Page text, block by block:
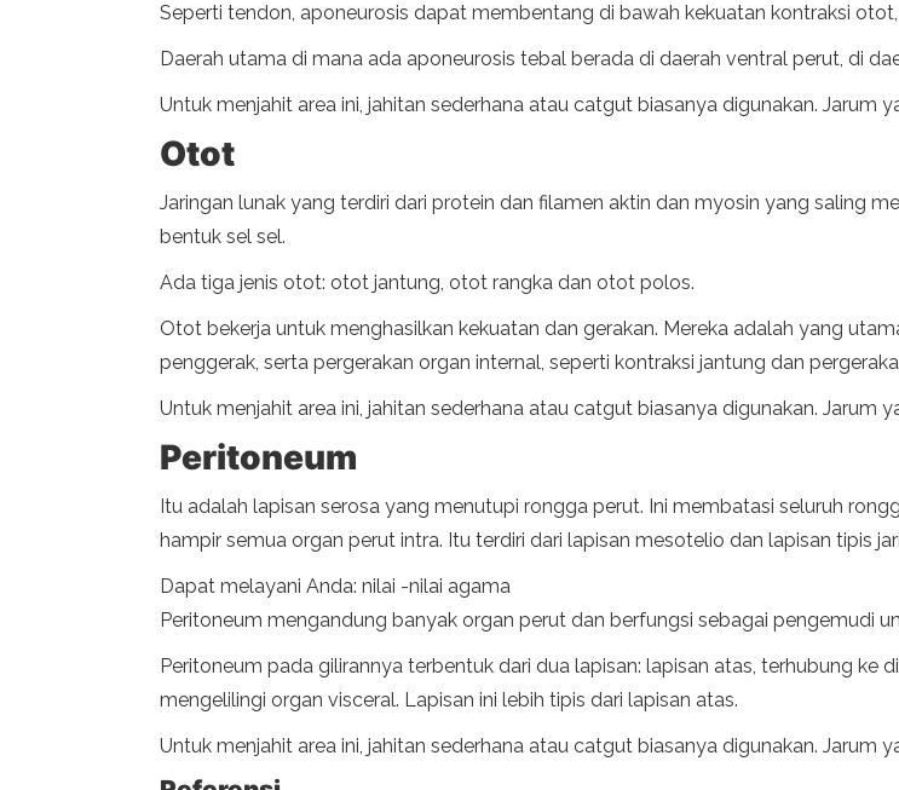
Seperti tendon, aponeurosis dapat membentang di bawah kekuatan kontraksi
Daerah utama di mana ada aponeurosis tebal berada di daerah ventral perut, di
Untuk menjahit area ini, jahitan sederhana atau catgut biasanya digunakan. Jarum
Otot
Jaringan lunak yang terdiri dari protein dan filamen aktin dan myosin yang saling
bentuk sel sel.
Ada tiga jenis otot: otot jantung, otot rangka dan otot polos.
Otot bekerja untuk menghasilkan kekuatan dan gerakan. Mereka adalah yang
penggerak, serta pergerakan organ internal, seperti kontraksi jantung dan
Untuk menjahit area ini, jahitan sederhana atau catgut biasanya digunakan. Jarum
Peritoneum
Itu adalah lapisan serosa yang menutupi rongga perut. Ini membatasi seluruh
hampir semua organ perut intra. Itu terdiri dari lapisan mesotelio dan lapisan tipis
Dapat melayani Anda: nilai -nilai agama
Peritoneum mengandung banyak organ perut dan berfungsi sebagai pengemudi
Peritoneum pada gilirannya terbentuk dari dua lapisan: lapisan atas, terhubung ke
mengelilingi organ visceral. Lapisan ini lebih tipis dari lapisan atas.
Untuk menjahit area ini, jahitan sederhana atau catgut biasanya digunakan. Jarum